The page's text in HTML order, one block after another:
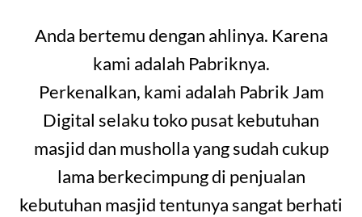
Anda bertemu dengan ahlinya. Karena
kami adalah Pabriknya.
Perkenalkan, kami adalah Pabrik Jam
Digital selaku toko pusat kebutuhan
masjid dan musholla yang sudah cukup
lama berkecimpung di penjualan
kebutuhan masjid tentunya sangat berhati